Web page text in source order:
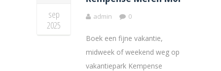
sep
2025
admin 0
Boek een fijne vakantie,
midweek of weekend weg op
vakantiepark Kempense